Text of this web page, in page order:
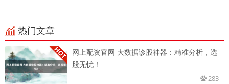
热门文章
网上配资官网 大数据诊股神器：精准分析，选
股无忧！
283